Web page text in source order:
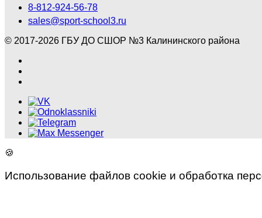
8-812-924-56-78
sales@sport-school3.ru
© 2017-2026 ГБУ ДО СШОР №3 Калининского района
🍪
Использование файлов cookie и обработка